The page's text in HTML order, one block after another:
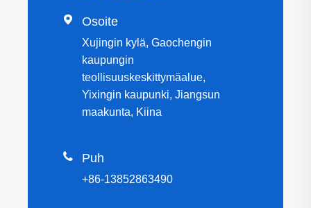
 Osoite
Xujingin kylä, Gaochengin
kaupungin
teollisuuskeskittymäalue,
Yixingin kaupunki, Jiangsun
maakunta, Kiina
 Puh
+86-13852863490